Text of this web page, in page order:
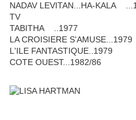
NADAV LEVITAN...HA-KALA
TV
TABITHA ..1977
LA CROISIERE
L'ILE FANTASTIQUE..1979
COTE OUEST...1982/86